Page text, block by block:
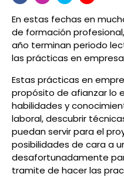
En estas fechas en
de formación
año terminan periodo
las prácticas en
Estas prácticas en
propósito de afianzar lo
habilidades y
laboral, descubrir
puedan servir para el
posibilidades de cara a
desafortunadamente
tramite de hacer las